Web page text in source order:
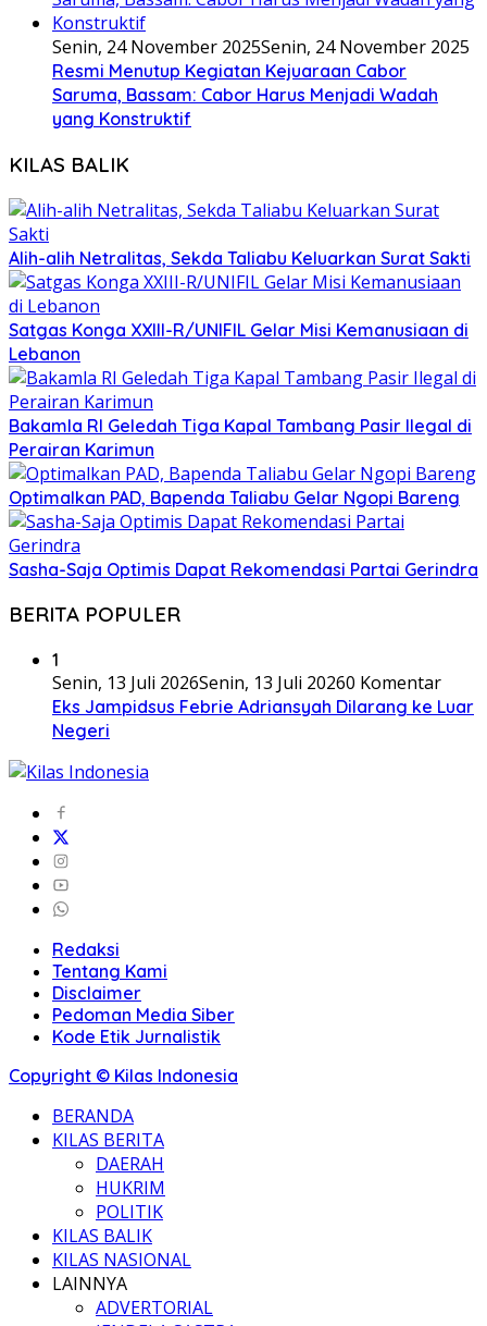
Senin, 24 November 2025Senin, 24 November 2025
Resmi Menutup Kegiatan Kejuaraan Cabor
Saruma, Bassam: Cabor Harus Menjadi Wadah
yang Konstruktif
KILAS BALIK
Alih-alih Netralitas, Sekda Taliabu Keluarkan Surat Sakti
Satgas Konga XXIII-R/UNIFIL Gelar Misi Kemanusiaan di
Lebanon
Bakamla RI Geledah Tiga Kapal Tambang Pasir Ilegal di
Perairan Karimun
Optimalkan PAD, Bapenda Taliabu Gelar Ngopi Bareng
Sasha-Saja Optimis Dapat Rekomendasi Partai Gerindra
BERITA POPULER
1
Senin, 13 Juli 2026Senin, 13 Juli 20260 Komentar
Eks Jampidsus Febrie Adriansyah Dilarang ke Luar
Negeri
Redaksi
Tentang Kami
Disclaimer
Pedoman Media Siber
Kode Etik Jurnalistik
Copyright © Kilas Indonesia
BERANDA
KILAS BERITA
DAERAH
HUKRIM
POLITIK
KILAS BALIK
KILAS NASIONAL
LAINNYA
ADVERTORIAL